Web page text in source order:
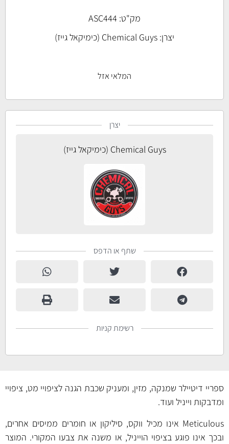
מק"ט: ASC444
יצרן: Chemical Guys (כימיקאל גייז)
המלאי אזל
יצרן
Chemical Guys (כימיקאל גייז)
שתף או הדפס
רשימת קניות
ספריי דיטיילר שמנקה, מזין, ומעניק שכבת הגנה לציפויי מט, ציפויי
ומדבקות וייניל ועוד.
Meticulous אינו מכיל ווקס, סיליקון או חומרים ממיסים אחרים,
ובכך אינו פוגע בציפוי הוייניל, או משנה את צבעו המקורי. המוצר